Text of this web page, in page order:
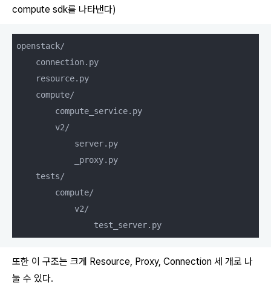
compute sdk를 나타낸다)
    connection.py
    resource.py
    compute/
        compute_service.py
        v2/
            server.py
            _proxy.py
    tests/
        compute/
            v2/
또한 이 구조는 크게 Resource, Proxy, Connection 세 개로 나
눌 수 있다.